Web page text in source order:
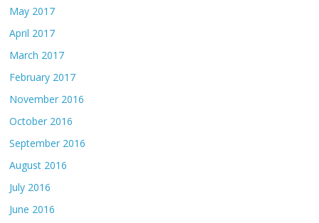
May 2017
April 2017
March 2017
February 2017
November 2016
October 2016
September 2016
August 2016
July 2016
June 2016